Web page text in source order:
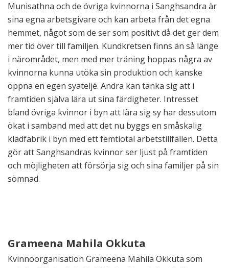
Munisathna och de övriga kvinnorna i Sanghsandra är
sina egna arbetsgivare och kan arbeta från det egna
hemmet, något som de ser som positivt då det ger dem
mer tid över till familjen. Kundkretsen finns än så länge
i närområdet, men med mer träning hoppas några av
kvinnorna kunna utöka sin produktion och kanske
öppna en egen syateljé. Andra kan tänka sig att i
framtiden själva lära ut sina färdigheter. Intresset
bland övriga kvinnor i byn att lära sig sy har dessutom
ökat i samband med att det nu byggs en småskalig
klädfabrik i byn med ett femtiotal arbetstillfällen. Detta
gör att Sanghsandras kvinnor ser ljust på framtiden
och möjligheten att försörja sig och sina familjer på sin
sömnad.
Grameena Mahila Okkuta
Kvinnoorganisation Grameena Mahila Okkuta som